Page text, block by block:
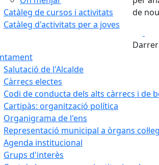
Catàleg de cursos i activitats
Catàleg d'activitats per a joves
de
Salutació de l'Alcalde
Càrrecs electes
Codi de conducta dels alts càrrecs i de
Cartipàs: organització política
Organigrama de l'ens
Representació municipal a òrgans
Agenda institucional
Grups d'interès